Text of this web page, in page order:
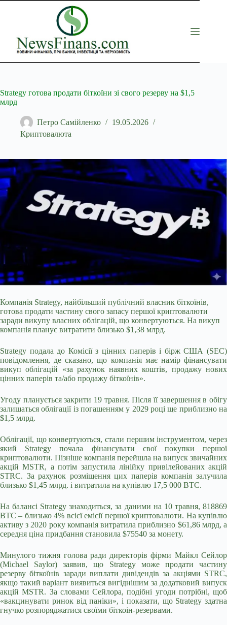
Перейти
Strategy готова продати біткоїни зі свого резерву на $1,5
млрд
Петро Самійленко
19.05.2026
Криптовалюта
Компанія Strategy, найбільший публічний власник біткоїнів,
готова продати частину свого запасу першої криптовалюти
заради викупу власних облігацій, що конвертуються. На викуп
компанія планує витратити близько $1,38 млрд.
Strategy подала до Комісії з цінних паперів і бірж США (SEC)
повідомлення, де сказано, що компанія має намір фінансувати
викуп облігацій «за рахунок наявних коштів, продажу нових
цінних паперів та/або продажу біткоїнів».
Угоду планується закрити 19 травня. Після її завершення в обігу
залишаться облігації із погашенням у 2029 році ще приблизно на
$1,5 млрд.
Облігації, що конвертуються, стали першим інструментом, через
який Strategy почала фінансувати свої покупки першої
криптовалюти. Пізніше компанія перейшла на випуск звичайних
акцій MSTR, а потім запустила лінійку привілейованих акцій
STRC. За рахунок розміщення цих паперів компанія залучила
близько $1,45 млрд. і витратила на купівлю 17,5 000 BTC.
На балансі Strategy знаходиться, за даними на 10 травня, 818869
BTC – близько 4% всієї емісії першої криптовалюти. На купівлю
активу з 2020 року компанія витратила приблизно $61,86 млрд, а
середня ціна придбання становила $75540 за монету.
Минулого тижня голова ради директорів фірми Майкл Сейлор
(Michael Saylor) заявив, що Strategy може продати частину
резерву біткоїнів заради виплати дивідендів за акціями STRC,
якщо такий варіант виявиться вигіднішим за додатковий випуск
акцій MSTR. За словами Сейлора, подібні угоди потрібні, щоб
«вакцинувати ринок від паніки», і показати, що Strategy здатна
гнучко розпоряджатися своїми біткоін-резервами.